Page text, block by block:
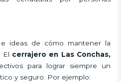
e ideas de cómo mantener la
El cerrajero en Las Conchas,
para lograr siempre un
y seguro. Por ejemplo: